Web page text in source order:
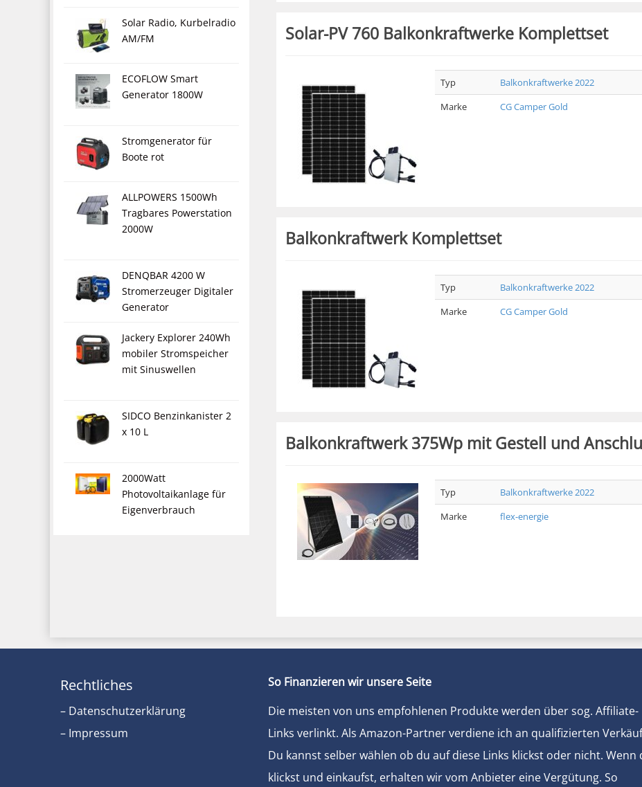
Solar Radio, Kurbelradio
AM/FM
ECOFLOW Smart
Generator 1800W
Stromgenerator für
Boote rot
ALLPOWERS 1500Wh
Tragbares Powerstation
2000W
DENQBAR 4200 W
Stromerzeuger Digitaler
Generator
Jackery Explorer 240Wh
mobiler Stromspeicher
mit Sinuswellen
SIDCO Benzinkanister 2
x 10 L
2000Watt
Photovoltaikanlage für
Eigenverbrauch
Solar-PV 760 Balkonkraftwerke Komplettset
Typ
Balkonkraftwerke 2022
Marke
CG Camper Gold
Balkonkraftwerk Komplettset
Typ
Balkonkraftwerke 2022
Marke
CG Camper Gold
Balkonkraftwerk 375Wp mit Gestell und
Typ
Balkonkraftwerke 2022
Marke
flex-energie
Rechtliches
– Datenschutzerklärung
– Impressum
So Finanzieren wir unsere Seite
Die meisten von uns empfohlenen Produkte werden über sog. Affiliate-
Links verlinkt. Als Amazon-Partner verdiene ich an qualifizierten
Du kannst selber wählen ob du auf diese Links klickst oder nicht. Wenn
klickst und einkaufst, erhalten wir vom Anbieter eine Vergütung. So